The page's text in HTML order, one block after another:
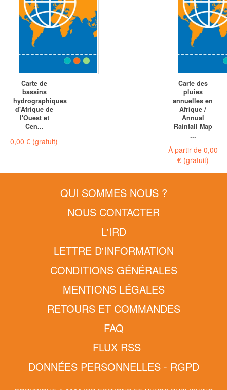
Carte de
bassins
hydrographiques
d'Afrique de
l'Ouest et
Cen...
0,00 € (gratuit)
Carte des
pluies
annuelles en
Afrique /
Annual
Rainfall Map
...
À partir de 0,00
€ (gratuit)
QUI SOMMES NOUS ?
NOUS CONTACTER
L'IRD
LETTRE D'INFORMATION
CONDITIONS GÉNÉRALES
MENTIONS LÉGALES
RETOURS ET COMMANDES
FAQ
FLUX RSS
DONNÉES PERSONNELLES - RGPD